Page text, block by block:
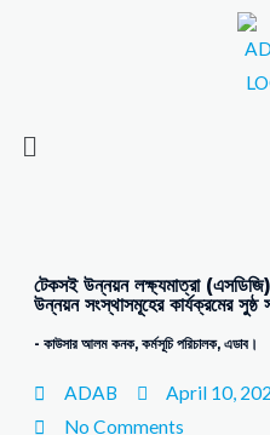
টেকসই উন্নয়ন লক্ষ্যমাত্রা
উন্নয়ন সংস্থাসমূহের কার্যক্রমের সুষ্ঠ
- কাউসার আলম কনক, কর্মসূচি পরিচালক, এডাব।
ADAB April 10,
No Comments